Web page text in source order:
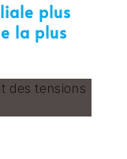
plus
la plus